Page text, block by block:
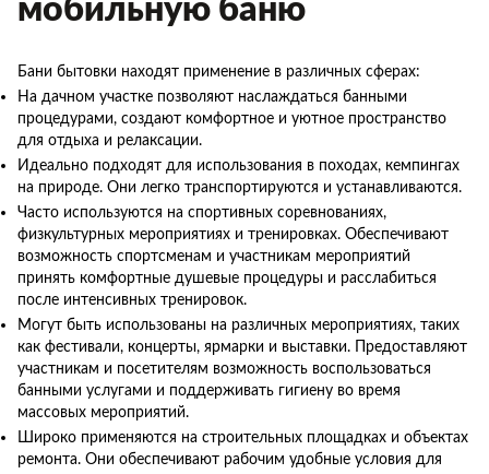
мобильную баню
Бани бытовки находят применение в различных сферах:
На дачном участке позволяют наслаждаться банными
процедурами, создают комфортное и уютное пространство
для отдыха и релаксации.
Идеально подходят для использования в походах, кемпингах
на природе. Они легко транспортируются и устанавливаются.
Часто используются на спортивных соревнованиях,
физкультурных мероприятиях и тренировках. Обеспечивают
возможность спортсменам и участникам мероприятий
принять комфортные душевые процедуры и расслабиться
после интенсивных тренировок.
Могут быть использованы на различных мероприятиях, таких
как фестивали, концерты, ярмарки и выставки. Предоставляют
участникам и посетителям возможность воспользоваться
банными услугами и поддерживать гигиену во время
массовых мероприятий.
Широко применяются на строительных площадках и объектах
ремонта. Они обеспечивают рабочим удобные условия для